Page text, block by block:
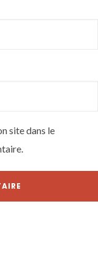
site dans le